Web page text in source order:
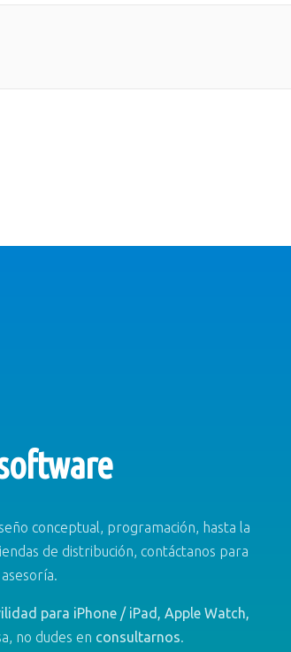
conceptual, programación, hasta la
de distribución, contáctanos para
para iPhone / iPad, Apple Watch,
no dudes en consultarnos.